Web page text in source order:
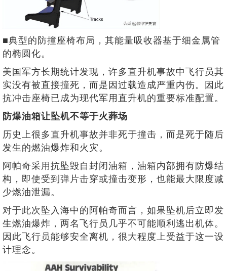
■典型的防撞座椅布局，其能量吸收器基于细金属管
的椭圆化。
美国军方长期统计发现，许多直升机事故中飞行员其
实没有被直接撞死，而是因过载造成严重内伤。因此
抗冲击座椅已成为现代军用直升机的重要标准配置。
防爆油箱让坠机不等于火葬场
历史上很多直升机事故并非死于撞击，而是死于随后
发生的燃油爆炸和火灾。
阿帕奇采用抗坠毁自封闭油箱，油箱内部拥有防爆结
构，即使受到弹片击穿或撞击变形，也能最大限度减
少燃油泄漏。
对于此次坠入海中的阿帕奇而言，如果坠机后立即发
生燃油爆炸，两名飞行员几乎不可能顺利逃出机体。
因此飞行员能够安全离机，很大程度上受益于这一设
计理念。